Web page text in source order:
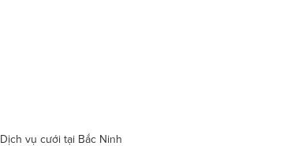
Dịch vụ cưới tại Bắc Ninh